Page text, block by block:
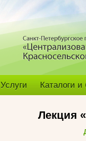
Услуги Каталоги
Лекция